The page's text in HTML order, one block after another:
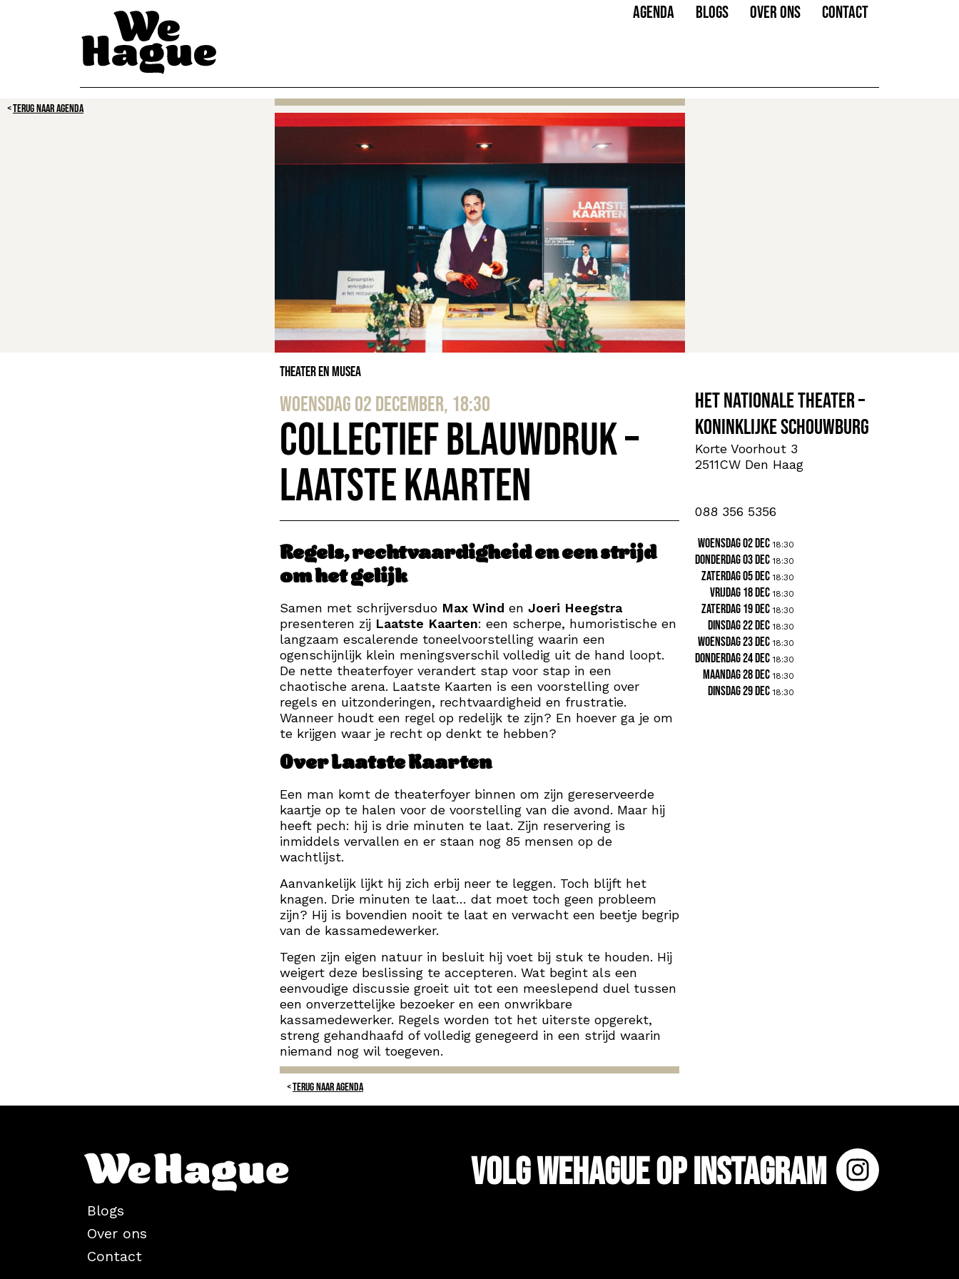
AGENDA BLOGS OVER ONS CONTACT
TERUG NAAR AGENDA
Theater en Musea
woensdag 02 december, 18:30
Collectief Blauwdruk –
Laatste Kaarten
Regels, rechtvaardigheid en een strijd
om het gelijk
Samen met schrijversduo Max Wind en Joeri Heegstra
presenteren zij Laatste Kaarten: een scherpe, humoristische en
langzaam escalerende toneelvoorstelling waarin een
ogenschijnlijk klein meningsverschil volledig uit de hand loopt.
De nette theaterfoyer verandert stap voor stap in een
chaotische arena. Laatste Kaarten is een voorstelling over
regels en uitzonderingen, rechtvaardigheid en frustratie.
Wanneer houdt een regel op redelijk te zijn? En hoever ga je om
te krijgen waar je recht op denkt te hebben?
Over Laatste Kaarten
Een man komt de theaterfoyer binnen om zijn gereserveerde
kaartje op te halen voor de voorstelling van die avond. Maar hij
heeft pech: hij is drie minuten te laat. Zijn reservering is
inmiddels vervallen en er staan nog 85 mensen op de
wachtlijst.
Aanvankelijk lijkt hij zich erbij neer te leggen. Toch blijft het
knagen. Drie minuten te laat… dat moet toch geen probleem
zijn? Hij is bovendien nooit te laat en verwacht een beetje begrip
van de kassamedewerker.
Tegen zijn eigen natuur in besluit hij voet bij stuk te houden. Hij
weigert deze beslissing te accepteren. Wat begint als een
eenvoudige discussie groeit uit tot een meeslepend duel tussen
een onverzettelijke bezoeker en een onwrikbare
kassamedewerker. Regels worden tot het uiterste opgerekt,
streng gehandhaafd of volledig genegeerd in een strijd waarin
niemand nog wil toegeven.
TERUG NAAR AGENDA
Het Nationale Theater –
Koninklijke Schouwburg
Korte Voorhout 3
2511CW Den Haag
088 356 5356
woensdag 02 dec 18:30
donderdag 03 dec 18:30
zaterdag 05 dec 18:30
vrijdag 18 dec 18:30
zaterdag 19 dec 18:30
dinsdag 22 dec 18:30
woensdag 23 dec 18:30
donderdag 24 dec 18:30
maandag 28 dec 18:30
dinsdag 29 dec 18:30
Blogs
Over ons
Contact
Volg WeHague op Instagram